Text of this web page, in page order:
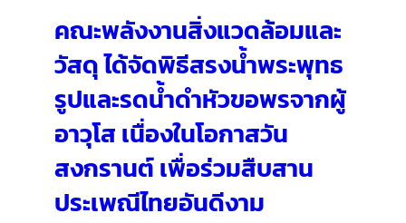
คณะพลังงานสิ่งแวดล้อมและ
วัสดุ ได้จัดพิธีสรงน้ำพระพุทธ
รูปและรดน้ำดำหัวขอพรจากผู้
อาวุโส เนื่องในโอกาสวัน
สงกรานต์ เพื่อร่วมสืบสาน
ประเพณีไทยอันดีงาม